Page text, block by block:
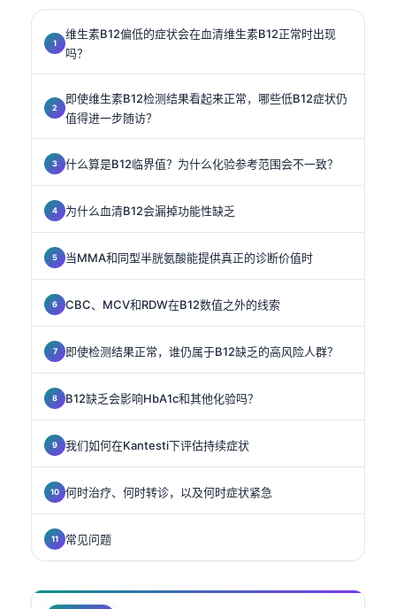
维生素B12偏低的症状会在血清维生素B12正常时出现
吗？
即使维生素B12检测结果看起来正常，哪些低B12症状仍
值得进一步随访？
什么算是B12临界值？为什么化验参考范围会不一致？
为什么血清B12会漏掉功能性缺乏
当MMA和同型半胱氨酸能提供真正的诊断价值时
CBC、MCV和RDW在B12数值之外的线索
即使检测结果正常，谁仍属于B12缺乏的高风险人群？
B12缺乏会影响HbA1c和其他化验吗？
我们如何在Kantesti下评估持续症状
何时治疗、何时转诊，以及何时症状紧急
常见问题